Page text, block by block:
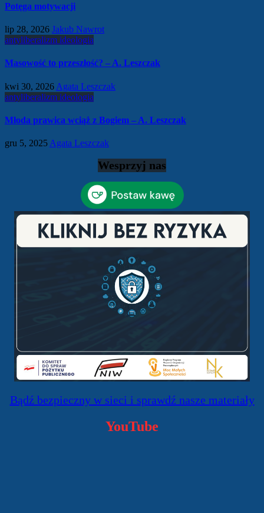
Potęga motywacji
lip 28, 2026 Jakub Nawrot
antyliberalizm ideologia
Masowość to przeszłość? – A. Leszczak
kwi 30, 2026 Agata Leszczak
antyliberalizm ideologia
Młoda prawica wciąż z Bogiem – A. Leszczak
gru 5, 2025 Agata Leszczak
Wesprzyj nas
Bądź bezpieczny w sieci i sprawdź nasze materiały
YouTube